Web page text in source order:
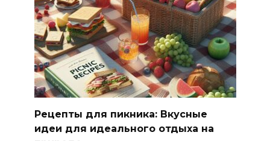
Рецепты для пикника: Вкусные
идеи для идеального отдыха на